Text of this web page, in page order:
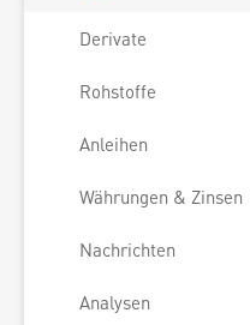
Derivate
Rohstoffe
Anleihen
Währungen & Zinsen
Nachrichten
Analysen